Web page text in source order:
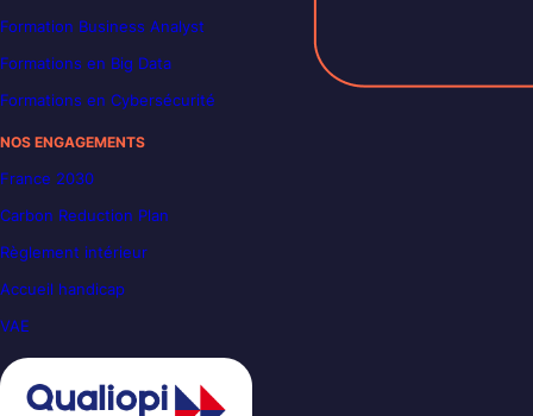
Formation Business Analyst
Formations en Big Data
Formations en Cybersécurité
NOS ENGAGEMENTS
France 2030
Carbon Reduction Plan
Règlement intérieur
Accueil handicap
VAE